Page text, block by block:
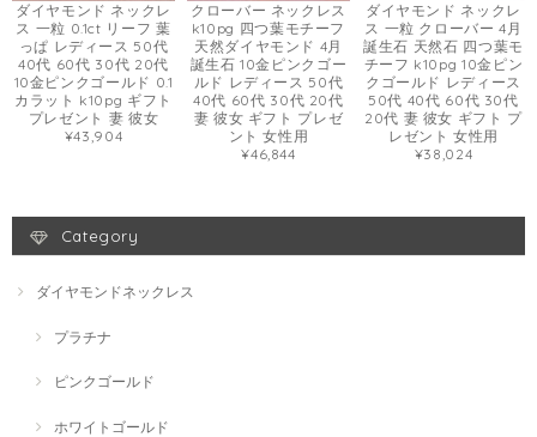
ダイヤモンド ネックレ
ス 一粒 0.1ct リーフ 葉
っぱ レディース 50代
40代 60代 30代 20代
10金ピンクゴールド 0.1
カラット k10pg ギフト
プレゼント 妻 彼女
¥43,904
クローバー ネックレス
k10pg 四つ葉モチーフ
天然ダイヤモンド 4月
誕生石 10金ピンクゴー
ルド レディース 50代
40代 60代 30代 20代
妻 彼女 ギフト プレゼ
ント 女性用
¥46,844
ダイヤモンド ネックレ
ス 一粒 クローバー 4月
誕生石 天然石 四つ葉モ
チーフ k10pg 10金ピン
クゴールド レディース
50代 40代 60代 30代
20代 妻 彼女 ギフト プ
レゼント 女性用
¥38,024
Category
ダイヤモンドネックレス
プラチナ
ピンクゴールド
ホワイトゴールド